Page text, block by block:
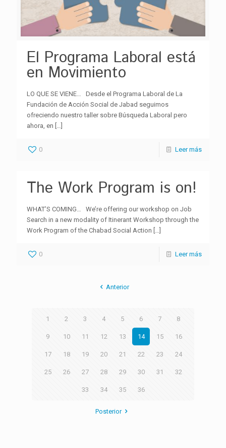
El Programa Laboral está
en Movimiento
LO QUE SE VIENE… Desde el Programa Laboral de La
Fundación de Acción Social de Jabad seguimos
ofreciendo nuestro taller sobre Búsqueda Laboral pero
ahora, en
0 Leer más
The Work Program is on!
WHAT’S COMING… We’re offering our workshop on Job
Search in a new modality of Itinerant Workshop through the
Work Program of the Chabad Social Action […]
0 Leer más
Anterior
1 2 3 4 5 6 7 8
9 10 11 12 13 14 15 16
17 18 19 20 21 22 23 24
25 26 27 28 29 30 31 32
33 34 35 36
Posterior